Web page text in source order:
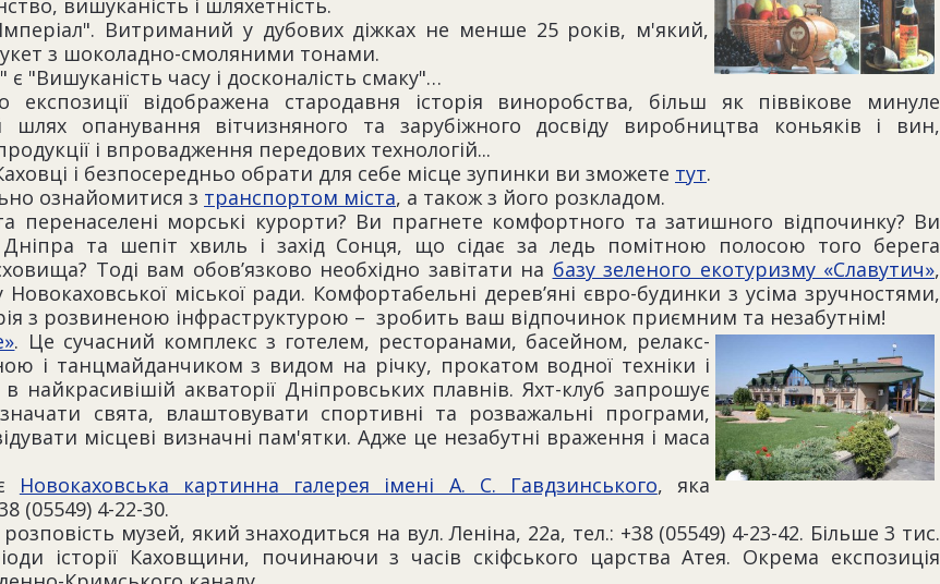
вишуканість і шляхетність.
Витриманий у дубових діжках не менше 25 років, м'який,
з шоколадно-смоляними тонами.
часу і досконалість смаку"…
відображена стародавня історія виноробства, більш як піввікове минуле
шлях опанування вітчизняного та зарубіжного досвіду виробництва коньяків і вин,
і впровадження передових технологій...
і безпосередньо обрати для себе місце зупинки ви зможете тут.
ознайомитися з транспортом міста, а також з його розкладом.
перенаселені морські курорти? Ви прагнете комфортного та затишного відпочинку? Ви
та шепіт хвиль і захід Сонця, що сідає за ледь помітною полосою того берега
Тоді вам обов’язково необхідно завітати на базу зеленого екотуризму «Славутич»,
міської ради. Комфортабельні дерев’яні євро-будинки з усіма зручностями,
з розвиненою інфраструктурою – зробить ваш відпочинок приємним та незабутнім!
. Це сучасний комплекс з готелем, ресторанами, басейном, релакс-
і танцмайданчиком з видом на річку, прокатом водної техніки і
акваторії Дніпровських плавнів. Яхт-клуб запрошує
свята, влаштовувати спортивні та розважальні програми,
місцеві визначні пам'ятки. Адже це незабутні враження і маса
Новокаховська картинна галерея імені А. С. Гавдзинського, яка
(05549) 4-22-30.
музей, який знаходиться на вул. Леніна, 22а, тел.: +38 (05549) 4-23-42. Більше 3 тис.
історії Каховщини, починаючи з часів скіфського царства Атея. Окрема експозиція